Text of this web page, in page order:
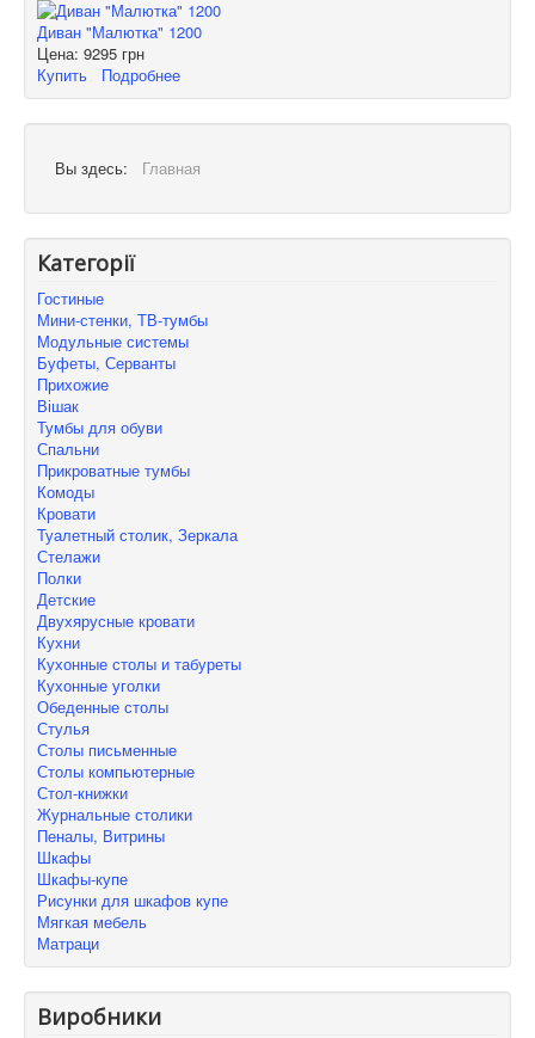
Диван "Малютка" 1200
Цена: 9295 грн
Купить
Подробнее
Вы здесь: Главная
Категорії
Гостиные
Мини-стенки, ТВ-тумбы
Модульные системы
Буфеты, Серванты
Прихожие
Вішак
Тумбы для обуви
Спальни
Прикроватные тумбы
Комоды
Кровати
Туалетный столик, Зеркала
Стелажи
Полки
Детские
Двухярусные кровати
Кухни
Кухонные столы и табуреты
Кухонные уголки
Обеденные столы
Стулья
Столы письменные
Столы компьютерные
Стол-книжки
Журнальные столики
Пеналы, Витрины
Шкафы
Шкафы-купе
Рисунки для шкафов купе
Мягкая мебель
Матраци
Виробники